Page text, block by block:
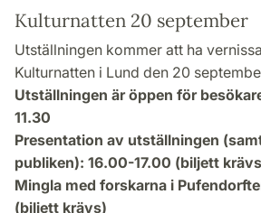
Kulturnatten 20 september
Utställningen kommer att ha
Kulturnatten i Lund den 20
Utställningen är öppen för
11.30
Presentation av utställningen
publiken): 16.00-17.00 (biljett
Mingla med forskarna i
(biljett krävs)